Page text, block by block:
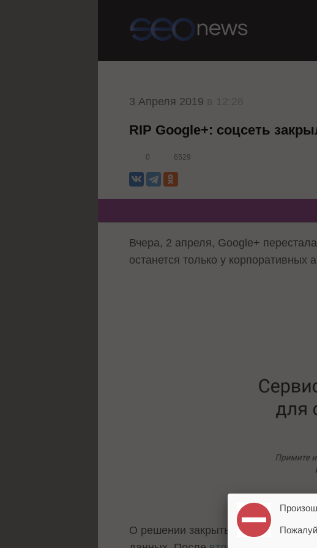
3 Апреля 2019
RIP Google+: соцсеть
0 6529
Вчера, 2 апреля, Google+
останется только у корпоративных
О решении закрыть соцсеть Google